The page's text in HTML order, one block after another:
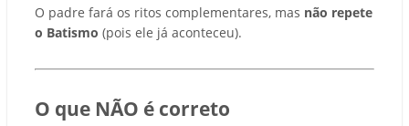
O padre fará os ritos complementares, mas não repete
o Batismo (pois ele já aconteceu).
O que NÃO é correto